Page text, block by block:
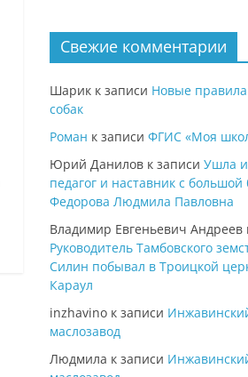
Свежие комментарии
Шарик к записи Новые
собак
Роман к записи ФГИС «Моя
Юрий Данилов к записи Ушла
педагог и наставник с большой
Федорова Людмила Павловна
Владимир Евгеньевич Андреев
Руководитель Тамбовского
Силин побывал в Троицкой
Караул
inzhavino к записи
маслозавод
Людмила к записи